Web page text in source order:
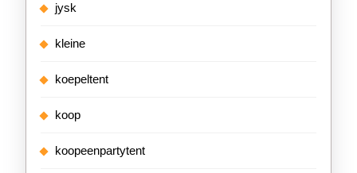
jysk
kleine
koepeltent
koop
koopeenpartytent